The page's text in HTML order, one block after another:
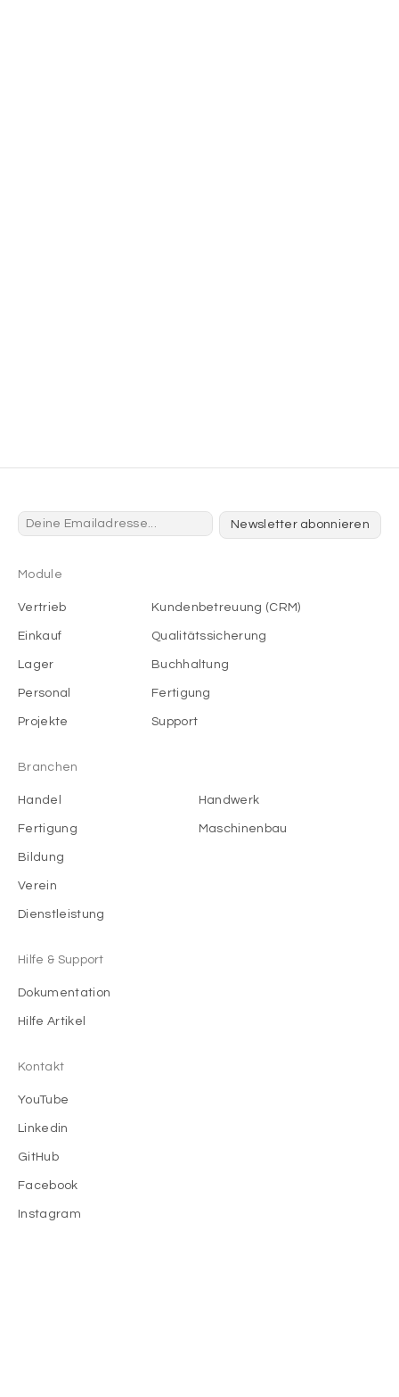
Newsletter abonnieren
Module
Vertrieb
Einkauf
Lager
Personal
Projekte
Kundenbetreuung (CRM)
Qualitätssicherung
Buchhaltung
Fertigung
Support
Branchen
Handel
Fertigung
Bildung
Verein
Dienstleistung
Handwerk
Maschinenbau
Hilfe & Support
Dokumentation
Hilfe Artikel
Kontakt
YouTube
Linkedin
GitHub
Facebook
Instagram